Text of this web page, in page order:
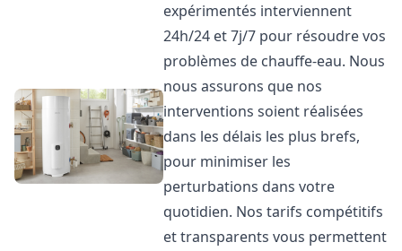
expérimentés interviennent
24h/24 et 7j/7 pour résoudre vos
problèmes de chauffe-eau. Nous
nous assurons que nos
interventions soient réalisées
dans les délais les plus brefs,
pour minimiser les
perturbations dans votre
quotidien. Nos tarifs compétitifs
et transparents vous permettent